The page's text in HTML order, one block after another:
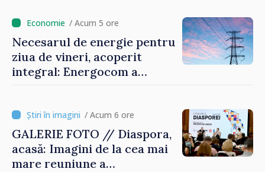
/ Acum 5 ore
Necesarul de energie pentru
ziua de vineri, acoperit
integral: Energocom a
/ Acum 6 ore
GALERIE FOTO // Diaspora,
acasă: Imagini de la cea mai
mare reuniune a